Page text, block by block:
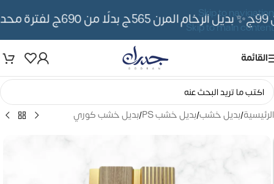
Skip to navigation
Skip to main content
✨ بديل الرخام المرن 565ج بدلًا من 690ج لفترة محدوده
القائمة
الرئيسية/بديل خشب/بديل خشب PS /بديل خشب كوري